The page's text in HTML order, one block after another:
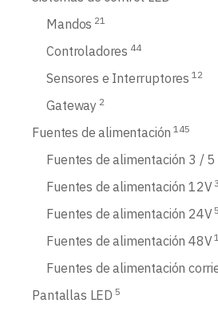
Mandos 21
Controladores 44
Sensores e Interruptores 12
Gateway 2
Fuentes de alimentación 145
Fuentes de alimentación 3 / 5
Fuentes de alimentación 12V
Fuentes de alimentación 24V
Fuentes de alimentación 48V
Fuentes de alimentación
Pantallas LED 5